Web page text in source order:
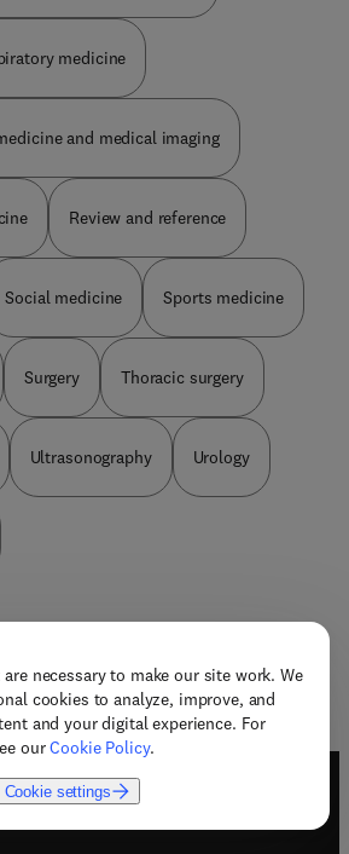
necessary to make our site work. We
cookies to analyze, improve, and
and your digital experience. For
ourCookie Policy.
Cookie settings
medicine
and medical imaging
Review and reference
Social medicine Sports medicine
Surgery Thoracic surgery
Ultrasonography Urology